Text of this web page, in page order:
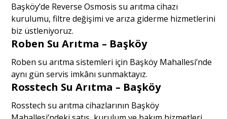
Başköy’de Reverse Osmosis su arıtma cihazı
kurulumu, filtre değişimi ve arıza giderme hizmetlerini
biz üstleniyoruz.
Roben Su Arıtma – Başköy
Roben su arıtma sistemleri için Başköy Mahallesi’nde
aynı gün servis imkânı sunmaktayız.
Rosstech Su Arıtma – Başköy
Rosstech su arıtma cihazlarının Başköy